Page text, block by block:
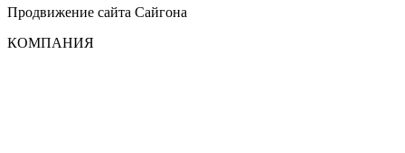
Продвижение сайта Сайгона
КОМПАНИЯ